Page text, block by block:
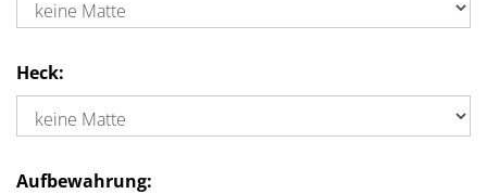
Heck:
Aufbewahrung: